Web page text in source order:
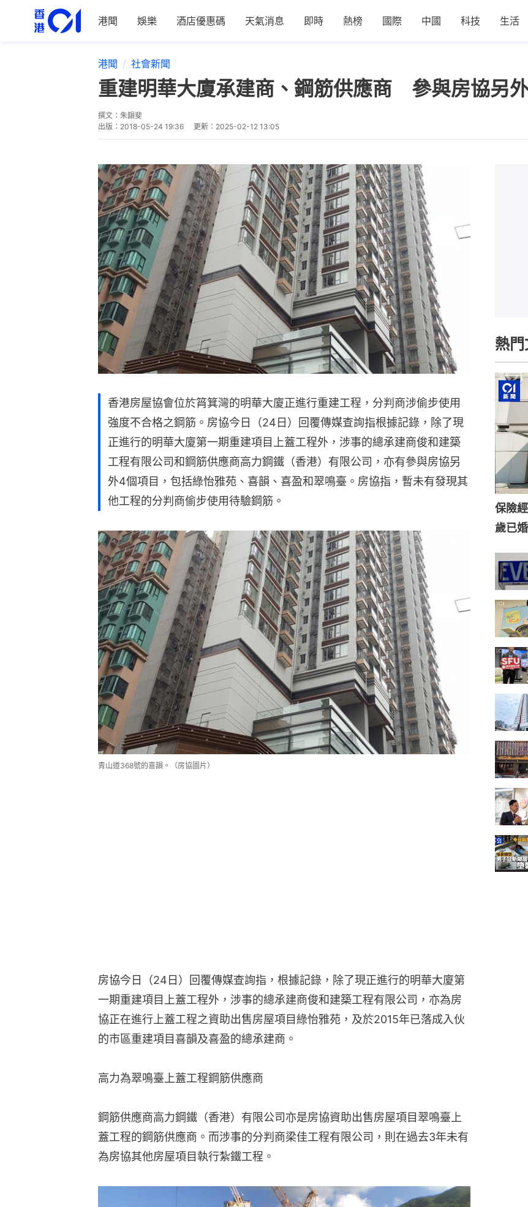
港聞 娛樂 酒店優惠碼 天氣消息 即時 熱榜 國際 中國 科技 生活
港聞 社會新聞
重建明華大廈承建商、鋼筋供應商 參與房協另
撰文： 朱韻斐
出版： 2018-05-24 19:36 更新： 2025-02-12 13:05
香港房屋協會位於筲箕灣的明華大廈正進行重建工程，分判商涉偷步使用
強度不合格之鋼筋。房協今日（24日）回覆傳媒查詢指根據記錄，除了現
正進行的明華大廈第一期重建項目上蓋工程外，涉事的總承建商俊和建築
工程有限公司和鋼筋供應商高力鋼鐵（香港）有限公司，亦有參與房協另
外4個項目，包括綠怡雅苑、喜韻、喜盈和翠鳴臺。房協指，暫未有發現其
他工程的分判商偷步使用待驗鋼筋。
青山道368號的喜韻。（房協圖片）
房協今日（24日）回覆傳媒查詢指，根據記錄，除了現正進行的明華大廈第
一期重建項目上蓋工程外，涉事的總承建商俊和建築工程有限公司，亦為房
協正在進行上蓋工程之資助出售房屋項目綠怡雅苑，及於2015年已落成入伙
的市區重建項目喜韻及喜盈的總承建商。
高力為翠鳴臺上蓋工程鋼筋供應商
鋼筋供應商高力鋼鐵（香港）有限公司亦是房協資助出售房屋項目翠鳴臺上
蓋工程的鋼筋供應商。而涉事的分判商梁佳工程有限公司，則在過去3年未有
為房協其他房屋項目執行紮鐵工程。
熱
保險
歲已